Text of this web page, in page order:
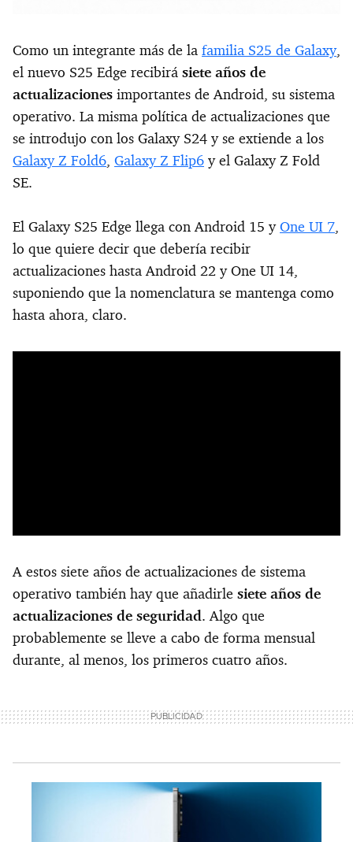
Como un integrante más de la familia S25 de Galaxy,
el nuevo S25 Edge recibirá siete años de
actualizaciones importantes de Android, su sistema
operativo. La misma política de actualizaciones que
se introdujo con los Galaxy S24 y se extiende a los
Galaxy Z Fold6, Galaxy Z Flip6 y el Galaxy Z Fold
SE.
El Galaxy S25 Edge llega con Android 15 yOne UI 7,
lo que quiere decir que debería recibir
actualizaciones hasta Android 22 y One UI 14,
suponiendo que la nomenclatura se mantenga como
hasta ahora, claro.
A estos siete años de actualizaciones de sistema
operativo también hay que añadirle siete años de
actualizaciones de seguridad. Algo que
probablemente se lleve a cabo de forma mensual
durante, al menos, los primeros cuatro años.